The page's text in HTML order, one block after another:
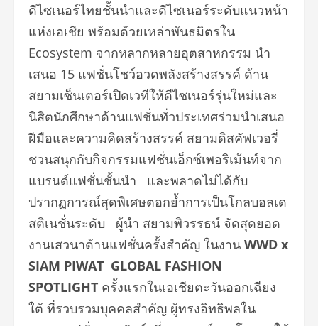
ดีไซเนอร์ไทยชั้นนำและดีไซเนอร์ระดับแนวหน้า
แห่งเอเชีย พร้อมด้วยเหล่าพันธมิตรใน
Ecosystem จากหลากหลายอุตสาหกรรม นำ
เสนอ 15 แฟชั่นโชว์อวดพลังสร้างสรรค์ ด้าน
สยามเซ็นเตอร์เปิดเวทีให้ดีไซเนอร์รุ่นใหม่และ
นิสิตนักศึกษาด้านแฟชั่นทั่วประเทศร่วมนำเสนอ
ฝีมือและความคิดสร้างสรรค์ สยามดิสคัฟเวอรี่
ชวนสนุกกับกิจกรรมแฟชั่นเอ็กซ์เพอริเม้นท์จาก
แบรนด์แฟชั่นชั้นนำ และพลาดไม่ได้กับ
ปรากฏการณ์สุดพิเศษตอกย้ำการเป็นโกลบอลเด
สติเนชั่นระดับ ผู้นำ สยามพิวรรธน์ จัดสุดยอด
งานเสวนาด้านแฟชั่นครั้งสำคัญ ในงาน WWD x
SIAM PIWAT GLOBAL FASHION
SPOTLIGHT ครั้งแรกในเอเชียตะวันออกเฉียง
ใต้ ที่รวบรวมบุคคลสำคัญ ผู้ทรงอิทธิพลใน